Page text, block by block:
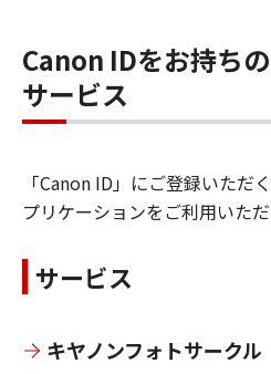
Canon IDをお持ち
サービス
「Canon ID」にご登録いただ
プリケーションをご利用いただ
サービス
キヤノンフォトサークル